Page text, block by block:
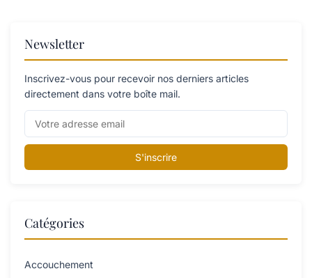
Newsletter
Inscrivez-vous pour recevoir nos derniers articles
directement dans votre boîte mail.
S'inscrire
Catégories
Accouchement